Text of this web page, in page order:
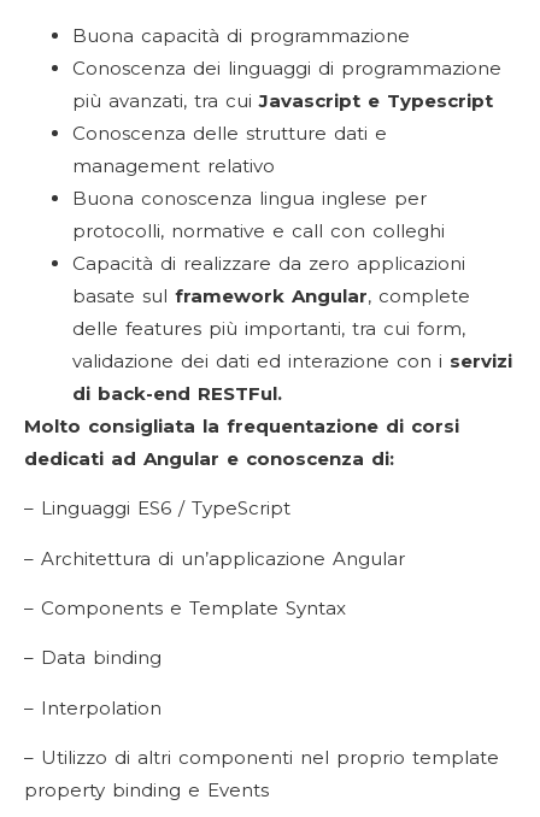
Buona capacità di programmazione
Conoscenza dei linguaggi di programmazione
più avanzati, tra cuiJavascript e Typescript
Conoscenza delle strutture dati e
management relativo
Buona conoscenza lingua inglese per
protocolli, normative e call con colleghi
Capacità di realizzare da zero applicazioni
basate sul framework Angular, complete
delle features più importanti, tra cui form,
validazione dei dati ed interazione con i servizi
di back-end RESTFul.
Molto consigliata la frequentazione di corsi
dedicati ad Angular e conoscenza di:
– Linguaggi ES6 / TypeScript
– Architettura di un’applicazione Angular
– Components e Template Syntax
– Data binding
– Interpolation
– Utilizzo di altri componenti nel proprio template
property binding e Events